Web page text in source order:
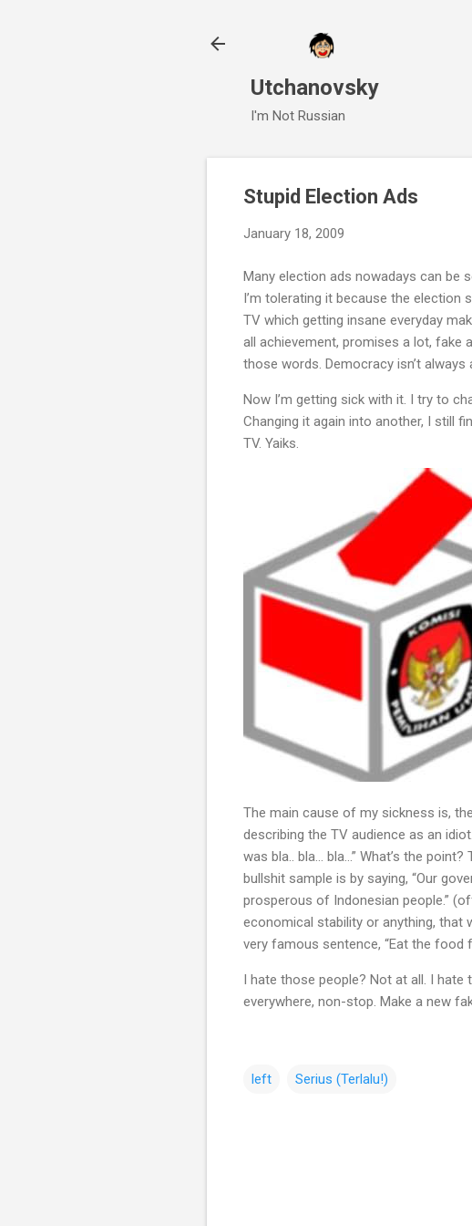
Utchanovsky
I'm Not Russian
Stupid Election Ads
January 18, 2009
Many election ads nowadays can be
I’m tolerating it because the
TV which getting insane everyday
all achievement, promises a lot, fake
those words. Democracy isn’t always
Now I’m getting sick with it. I try to
Changing it again into another, I still
TV. Yaiks.
The main cause of my sickness is,
describing the TV audience as an
was bla.. bla… bla…” What’s the
bullshit sample is by saying, “Our
prosperous of Indonesian people.”
economical stability or anything, that
very famous sentence, “Eat the food
I hate those people? Not at all. I hate
everywhere, non-stop. Make a new
left Serius (Terlalu!)